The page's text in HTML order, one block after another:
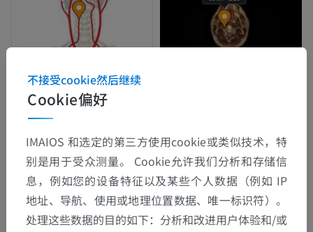
Cookie偏好
不接受cookie然后继续
IMAIOS 和选定的第三方使用cookie或类似技术，特
别是用于受众测量。 Cookie允许我们分析和存储信
息，例如您的设备特征以及某些个人数据（例如 IP
地址、导航、使用或地理位置数据、唯一标识符）。
处理这些数据的目的如下：分析和改进用户体验和/或